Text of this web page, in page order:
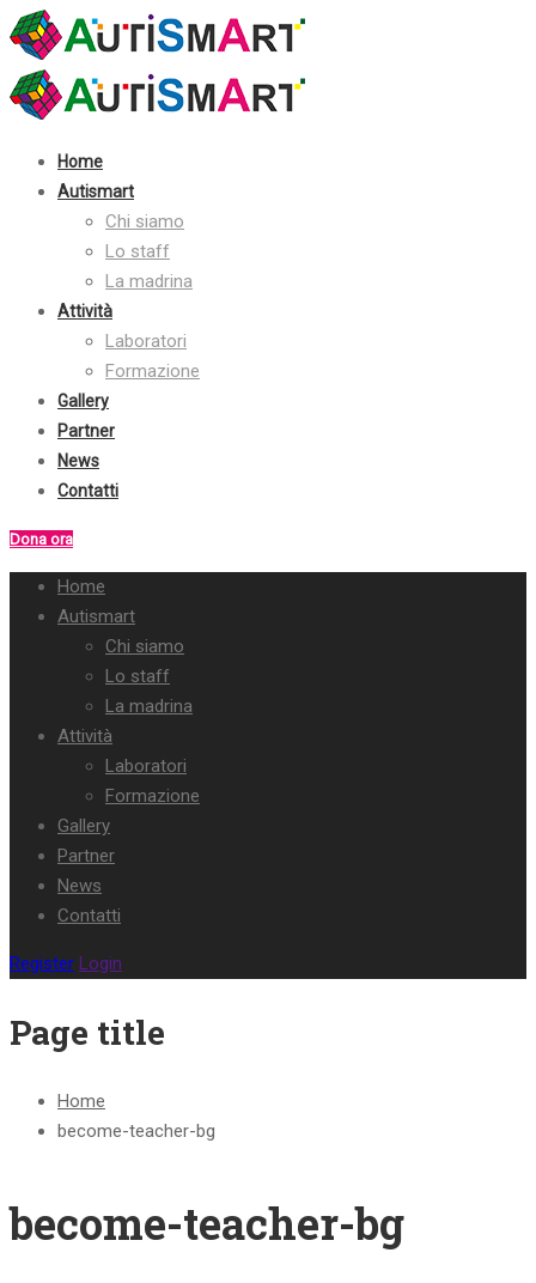
Home
Autismart
Chi siamo
Lo staff
La madrina
Attività
Laboratori
Formazione
Gallery
Partner
News
Contatti
Dona ora
Home
Autismart
Chi siamo
Lo staff
La madrina
Attività
Laboratori
Formazione
Gallery
Partner
News
Contatti
Register Login
Page title
Home
become-teacher-bg
become-teacher-bg